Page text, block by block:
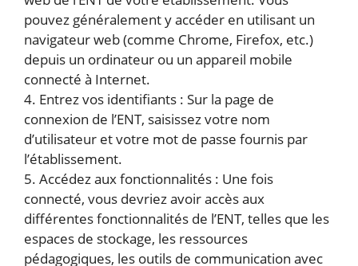
pouvez généralement y accéder en utilisant un
navigateur web (comme Chrome, Firefox, etc.)
depuis un ordinateur ou un appareil mobile
connecté à Internet.
4. Entrez vos identifiants : Sur la page de
connexion de l’ENT, saisissez votre nom
d’utilisateur et votre mot de passe fournis par
l’établissement.
5. Accédez aux fonctionnalités : Une fois
connecté, vous devriez avoir accès aux
différentes fonctionnalités de l’ENT, telles que les
espaces de stockage, les ressources
pédagogiques, les outils de communication avec